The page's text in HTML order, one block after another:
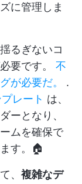
に管理しま
るぎないコ
要です。 不
が必要だ。
.
レート は、
ーとなり、
ムを確保で
す。🏠
、 複雑なデ